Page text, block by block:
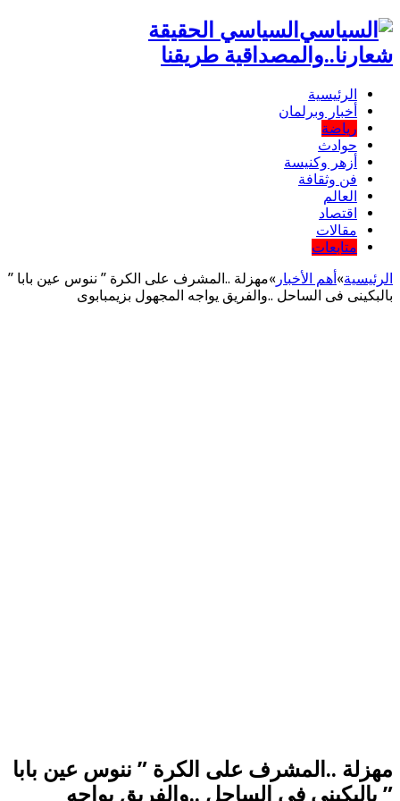
السياسي الحقيقة
شعارنا..والمصداقية طريقنا
الرئيسية
أخبار وبرلمان
رياضة
حوادث
أزهر وكنيسة
فن وثقافة
العالم
اقتصاد
مقالات
متابعات
الرئيسية»أهم اﻷخبار »مهزلة ..المشرف على الكرة ” ننوس عين بابا ”
بالبكينى فى الساحل ..والفريق يواجه المجهول بزيمبابوى
مهزلة ..المشرف على الكرة ” ننوس عين بابا
” بالبكينى فى الساحل ..والفريق يواجه